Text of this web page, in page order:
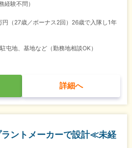
経験不問）
円（27歳／ボーナス2回）26歳で入隊し1年
屯地、基地など（勤務地相談OK）
詳細へ
ラントメーカーで設計≪未経